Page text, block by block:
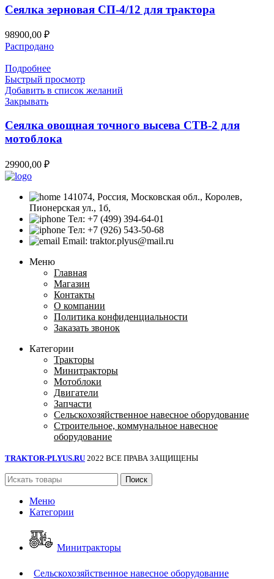
Сеялка зерновая СП-4/12 для трактора
98900,00 ₽
Распродано
Подробнее
Быстрый просмотр
Добавить в список желаний
Закрывать
Сеялка овощная точного высева СТВ-2 для
мотоблока
29900,00 ₽
141074, Россия, Московская обл., Королев,
Пионерская ул., 1б,
Тел: +7 (499) 394-64-01
Тел: +7 (926) 543-50-68
Email: traktor.plyus@mail.ru
Меню
Главная
Магазин
Контакты
О компании
Политика конфиденциальности
Заказать звонок
Категории
Тракторы
Минитракторы
Мотоблоки
Двигатели
Запчасти
Сельскохозяйственное навесное оборудование
Строительное, коммунальное навесное
оборудование
TRAKTOR-PLYUS.RU 2022 ВСЕ ПРАВА ЗАЩИЩЕНЫ
Поиск
Меню
Категории
Минитракторы
Сельскохозяйственное навесное оборудование